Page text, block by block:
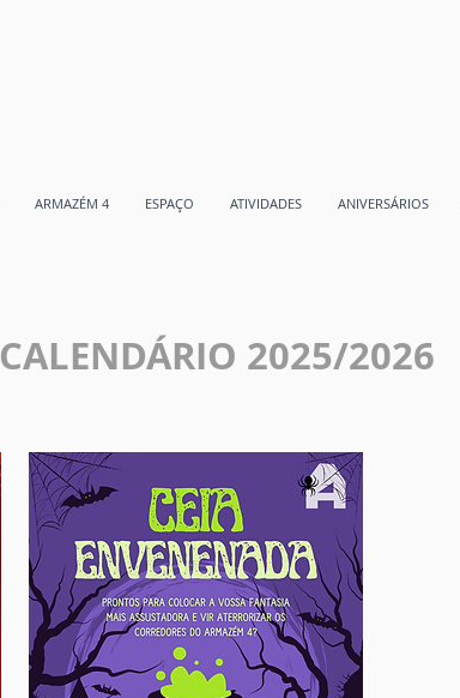
ARMAZÉM 4 ESPAÇO ATIVIDADES ANIVERSÁRIOS
CALENDÁRIO 2025/2026